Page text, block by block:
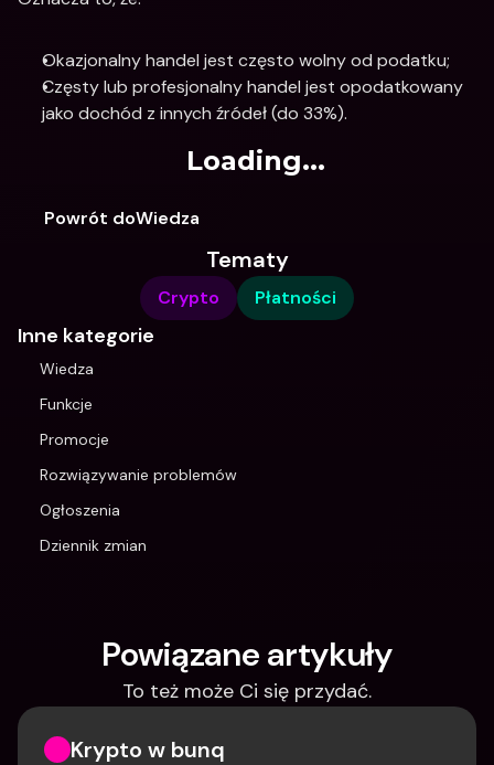
Okazjonalny handel jest często wolny od podatku;
Częsty lub profesjonalny handel jest opodatkowany
jako dochód z innych źródeł (do 33%).
Loading...
Powrót doWiedza
Tematy
Crypto Płatności
Inne kategorie
Wiedza
Funkcje
Promocje
Rozwiązywanie problemów
Ogłoszenia
Dziennik zmian
Powiązane artykuły
To też może Ci się przydać.
Krypto w bunq